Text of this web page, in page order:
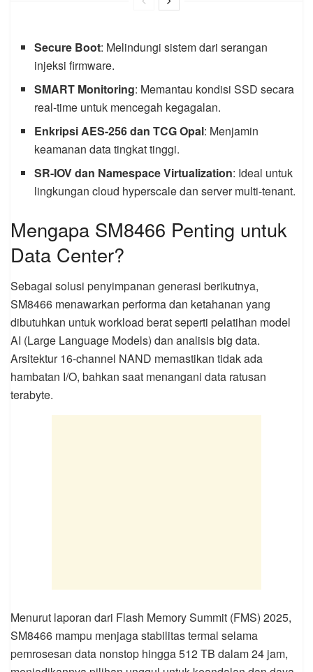
Secure Boot: Melindungi sistem dari serangan
injeksi firmware.
SMART Monitoring: Memantau kondisi SSD secara
real-time untuk mencegah kegagalan.
Enkripsi AES-256 dan TCG Opal: Menjamin
keamanan data tingkat tinggi.
SR-IOV dan Namespace Virtualization: Ideal untuk
lingkungan cloud hyperscale dan server multi-tenant.
Mengapa SM8466 Penting untuk
Data Center?
Sebagai solusi penyimpanan generasi berikutnya,
SM8466 menawarkan performa dan ketahanan yang
dibutuhkan untuk workload berat seperti pelatihan model
AI (Large Language Models) dan analisis big data.
Arsitektur 16-channel NAND memastikan tidak ada
hambatan I/O, bahkan saat menangani data ratusan
terabyte.
Menurut laporan dari Flash Memory Summit (FMS) 2025,
SM8466 mampu menjaga stabilitas termal selama
pemrosesan data nonstop hingga 512 TB dalam 24 jam,